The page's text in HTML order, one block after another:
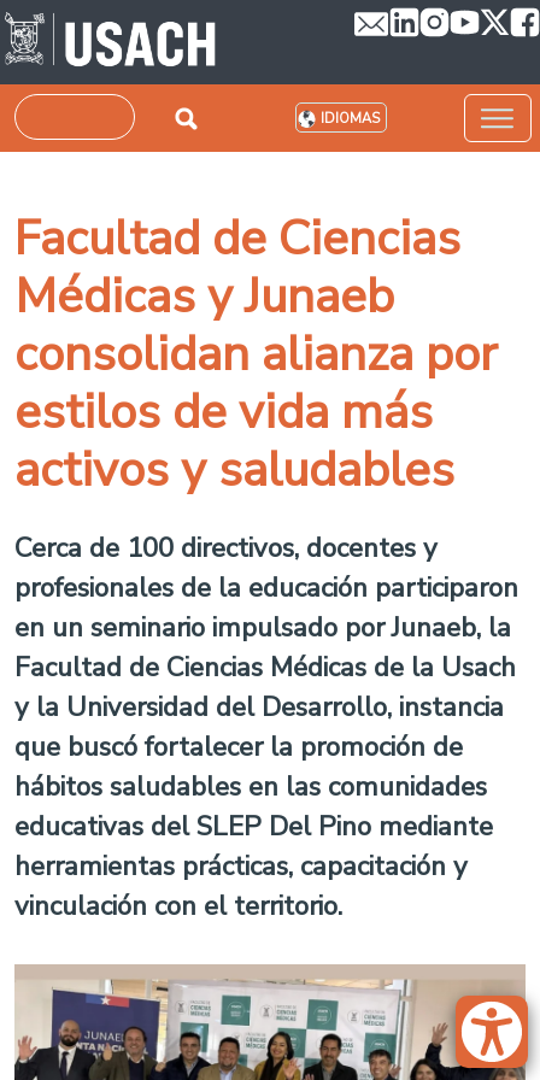
Pasar al contenido principal
Buscar IDIOMAS
Facultad de Ciencias
Médicas y Junaeb
consolidan alianza por
estilos de vida más
activos y saludables
Cerca de 100 directivos, docentes y
profesionales de la educación participaron
en un seminario impulsado por Junaeb, la
Facultad de Ciencias Médicas de la Usach
y la Universidad del Desarrollo, instancia
que buscó fortalecer la promoción de
hábitos saludables en las comunidades
educativas del SLEP Del Pino mediante
herramientas prácticas, capacitación y
vinculación con el territorio.